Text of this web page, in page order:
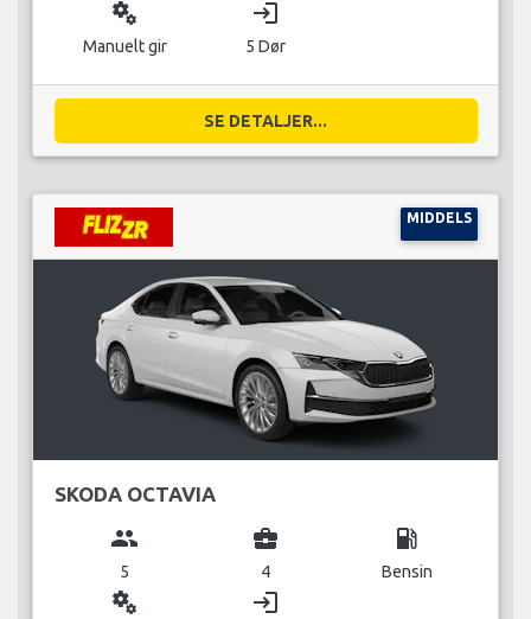
miscellaneous_services
Manuelt gir
login
5 Dør
SE DETALJER...
MIDDELS
SKODA OCTAVIA
group
5
business_center
4
local_gas_station
Bensin
miscellaneous_services login